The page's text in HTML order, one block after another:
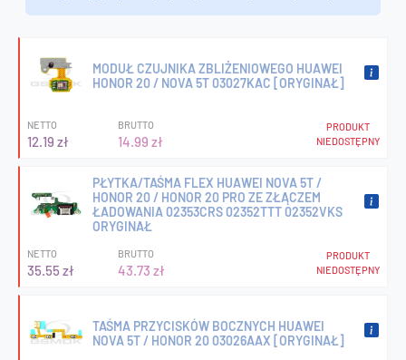
MODUŁ CZUJNIKA ZBLIŻENIOWEGO HUAWEI
HONOR 20 / NOVA 5T 03027KAC [ORYGINAŁ]
NETTO
12.19 zł
BRUTTO
14.99 zł
PRODUKT
NIEDOSTĘPNY
PŁYTKA/TAŚMA FLEX HUAWEI NOVA 5T /
HONOR 20 / HONOR 20 PRO ZE ZŁĄCZEM
ŁADOWANIA 02353CRS 02352TTT 02352VKS
ORYGINAŁ
NETTO
35.55 zł
BRUTTO
43.73 zł
PRODUKT
NIEDOSTĘPNY
TAŚMA PRZYCISKÓW BOCZNYCH HUAWEI
NOVA 5T / HONOR 20 03026AAX [ORYGINAŁ]